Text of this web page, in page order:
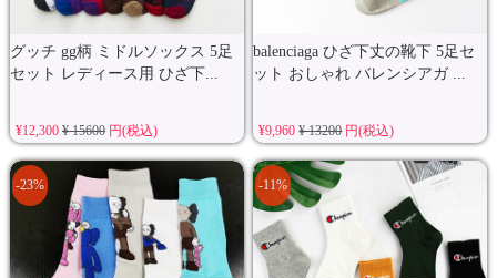
グッチ gg柄 ミドルソックス 5足
セット レディース用 ひざ下...
¥12,300 ¥ 15600円(税込)
balenciaga ひざ下丈の靴下 5足セ
ット おしゃれ バレンシアガ ...
¥9,960¥ 13200円(税込)
-23% -11%